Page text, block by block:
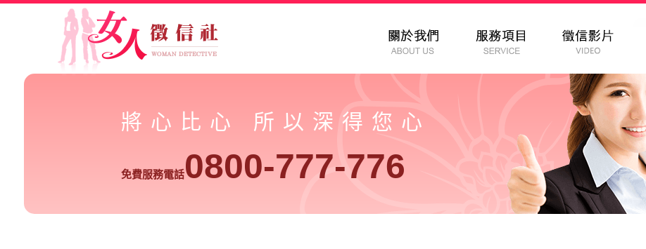
將心比心 所以深得您心
免費服務電話0800-777-776